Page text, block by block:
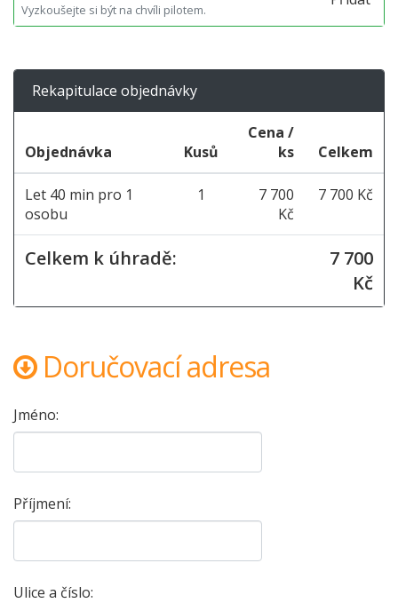
Vyzkoušejte si být na chvíli pilotem.
Rekapitulace objednávky
Objednávka Kusů
Cena /
ks
Celkem
Let 40 min pro 1
osobu
1
7 700
Kč
7 700 Kč
Celkem k úhradě:
7 700
Kč
Doručovací adresa
Jméno:
Příjmení:
Ulice a číslo: